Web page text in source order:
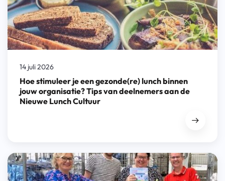
Hoe stimuleer je een gezonde(re) lunch binnen
jouw organisatie? Tips van deelnemers aan de
Nieuwe Lunch Cultuur
14 juli 2026